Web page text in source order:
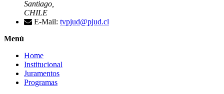
Santiago,
CHILE
E-Mail: tvpjud@pjud.cl
Menú
Home
Institucional
Juramentos
Programas